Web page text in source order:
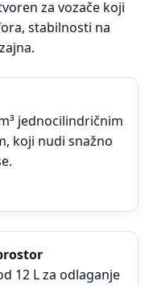
za vozače koji
stabilnosti na
jednocilindričnim
koji nudi snažno
12 L za odlaganje